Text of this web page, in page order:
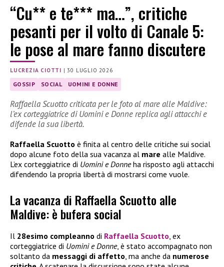
“Cu** e te*** ma…”, critiche
pesanti per il volto di Canale 5:
le pose al mare fanno discutere
LUCREZIA CIOTTI |30 LUGLIO 2026
GOSSIP SOCIAL UOMINI E DONNE
Raffaella Scuotto criticata per le foto al mare alle Maldive:
l’ex corteggiatrice di Uomini e Donne replica agli attacchi e
difende la sua libertà.
Raffaella Scuotto è finita al centro delle critiche sui social
dopo alcune foto della sua vacanza al mare alle Maldive.
L’ex corteggiatrice di Uomini e Donneha risposto agli attacchi
difendendo la propria libertà di mostrarsi come vuole.
La vacanza di Raffaella Scuotto alle
Maldive: è bufera social
Il 28esimo compleanno di Raffaella Scuotto , ex
corteggiatrice di Uomini e Donne, è stato accompagnato non
soltanto da messaggi di affetto , ma anche da numerose